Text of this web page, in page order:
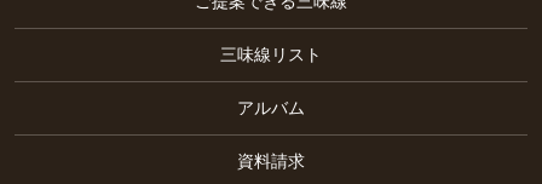
三味線リスト
アルバム
資料請求